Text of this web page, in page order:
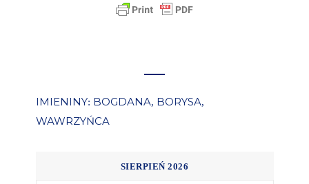
IMIENINY: BOGDANA, BORYSA,
WAWRZYŃCA
SIERPIEŃ 2026